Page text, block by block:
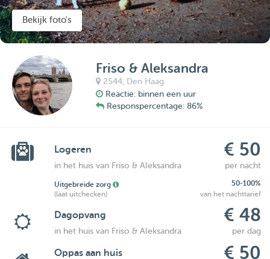
Bekijk foto's
Friso & Aleksandra
2544, Den Haag
Reactie: binnen een uur
Responspercentage: 86%
Logeren € 50
in het huis van Friso & Aleksandra per nacht
Uitgebreide zorg
50-100%
(laat uitchecken)
van het nachttarief
Dagopvang € 48
in het huis van Friso & Aleksandra per dag
Oppas aan huis € 50